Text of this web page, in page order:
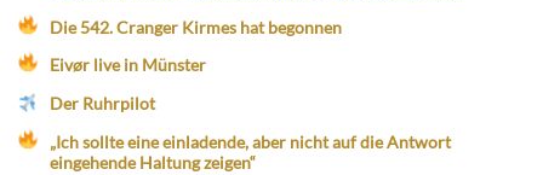
Die 542. Cranger Kirmes hat begonnen
Eivør live in Münster
Der Ruhrpilot
„Ich sollte eine einladende, aber nicht auf die Antwort
eingehende Haltung zeigen“